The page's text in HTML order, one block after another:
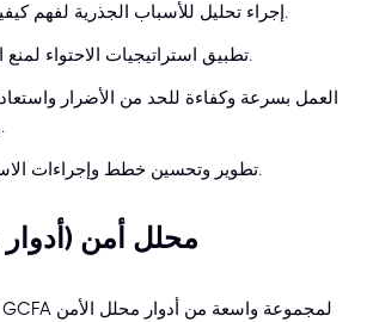
إجراء تحليل للأسباب الجذرية لفهم كيفية وقوع الحادث.
تطبيق استراتيجيات الاحتواء لمنع انتشار الهجمات.
العمل بسرعة وكفاءة للحد من الأضرار
وضعها الطبيعي.
تطوير وتحسين خطط وإجراءات الاستجابة للحوادث.
3. محلل أمن